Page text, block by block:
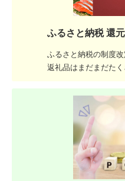
ふるさと納税 還
ふるさと納税の制度
返礼品はまだまだたく